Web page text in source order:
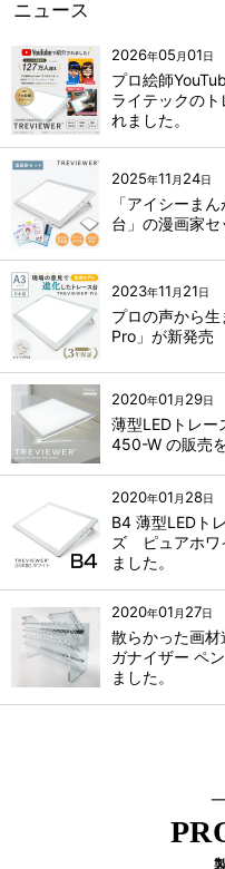
ニュース
2026年05 月01日
プロ絵師
ライテックのト
れました。
2025年11 月 24日
「アイシーま
台」の漫画家
2023年11 月 21日
プロの声から生
Pro」が新発売
2020年01 月 29日
薄型LEDトレ
450-W の販売
2020年01 月 28日
B4 薄型LEDト
ズ ピュアホワ
ました。
2020年01 月 27日
散らかった画
ガナイザー ペ
ました。